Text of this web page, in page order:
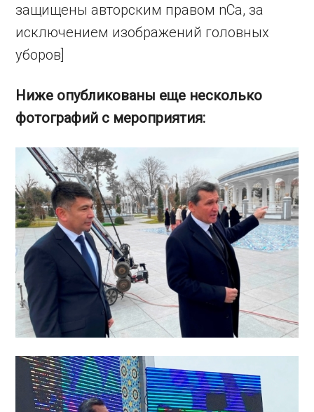
защищены авторским правом nCa, за
исключением изображений головных
уборов]
Ниже опубликованы еще несколько
фотографий с мероприятия: